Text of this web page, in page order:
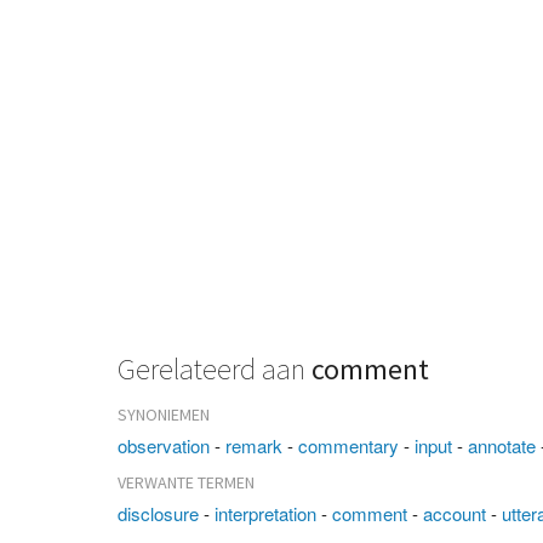
Gerelateerd aan comment
SYNONIEMEN
observation- remark -commentary -input-annotate
VERWANTE TERMEN
disclosure-interpretation-comment-account-